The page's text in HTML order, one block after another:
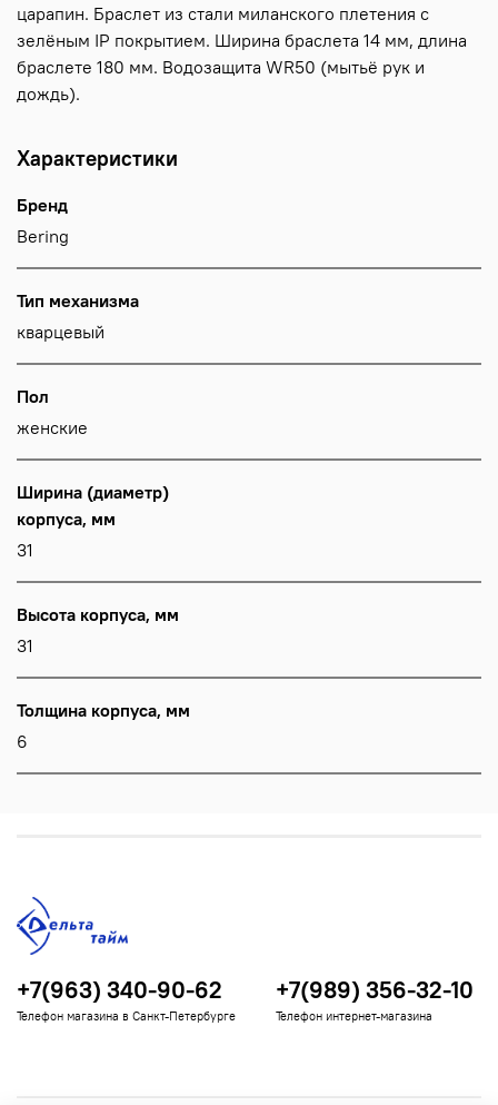
царапин. Браслет из стали миланского плетения с
зелёным IP покрытием. Ширина браслета 14 мм, длина
браслете 180 мм. Водозащита WR50 (мытьё рук и
дождь).
Характеристики
Бренд
Bering
Тип механизма
кварцевый
Пол
женские
Ширина (диаметр)
корпуса, мм
31
Высота корпуса, мм
31
Толщина корпуса, мм
6
+7(963) 340-90-62
Телефон магазина в Санкт-Петербурге
+7(989) 356-32-10
Телефон интернет-магазина